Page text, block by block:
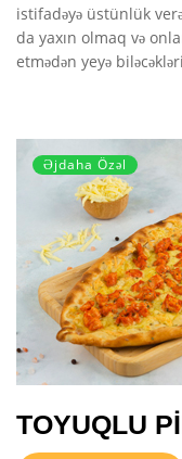
istifadəyə üstünlük
da yaxın olmaq və
etmədən yeyə
Əjdaha Özəl
TOYUQLU